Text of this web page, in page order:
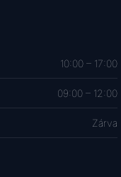
10:00 – 17:00
09:00 – 12:00
Zárva